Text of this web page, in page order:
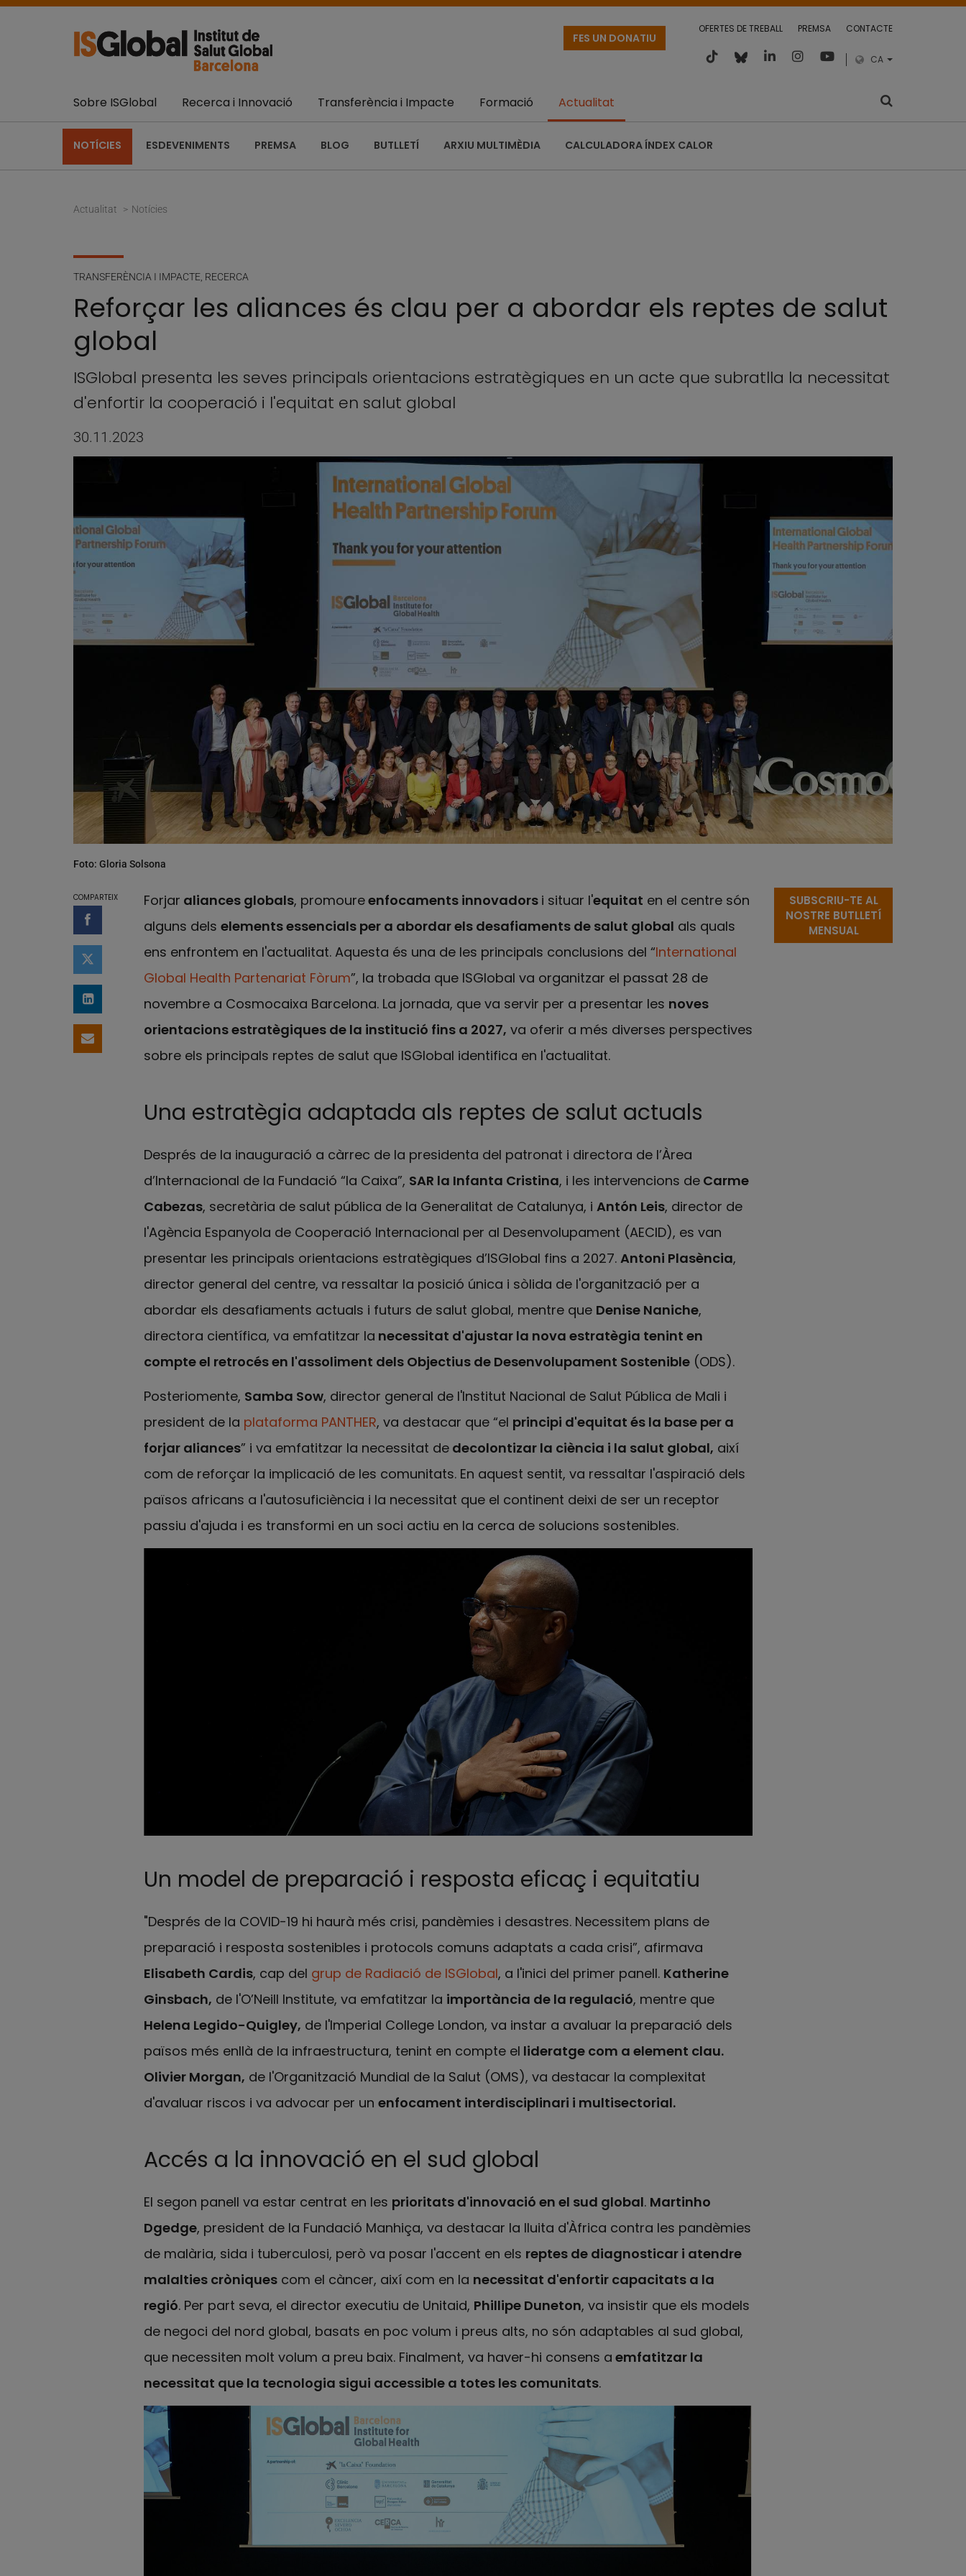
OFERTES DE TREBALL PREMSA CONTACTE
CA
FES UN DONATIU
Sobre ISGlobal Recerca i Innovació Transferència i Impacte Formació Actualitat
NOTÍCIES ESDEVENIMENTS PREMSA BLOG BUTLLETÍ ARXIU MULTIMÈDIA CALCULADORA ÍNDEX CALOR
Actualitat Notícies
TRANSFERÈNCIA I IMPACTE RECERCA
Reforçar les aliances és clau per a abordar els reptes de salut
global
ISGlobal presenta les seves principals orientacions estratègiques en un acte que subratlla la necessitat
d'enfortir la cooperació i l'equitat en salut global
30.11.2023
Foto: Gloria Solsona
COMPARTEIX
Compartir a Facebook
Compartir a Twitter
Comparteix a LinkedIn
Comparteix per email
Forjar aliances globals, promoureenfocaments innovadors i situar l'equitat en el centre són
alguns dels elements essencials per a abordar els desafiaments de salut global als quals
ens enfrontem en l'actualitat. Aquesta és una de les principals conclusions del “International
Global Health Partenariat Fòrum”, la trobada que ISGlobal va organitzar el passat 28 de
novembre a Cosmocaixa Barcelona. La jornada, que va servir per a presentar les noves
orientacions estratègiques de la institució fins a 2027, va oferir a més diverses perspectives
sobre els principals reptes de salut que ISGlobal identifica en l'actualitat.
Una estratègia adaptada als reptes de salut actuals
Després de la inauguració a càrrec de la presidenta del patronat i directora de l’Àrea
d’Internacional de la Fundació “la Caixa”, SAR la Infanta Cristina, i les intervencions deCarme
Cabezas, secretària de salut pública de la Generalitat de Catalunya, i Antón Leis, director de
l'Agència Espanyola de Cooperació Internacional per al Desenvolupament (AECID), es van
presentar les principals orientacions estratègiques d’ISGlobal fins a 2027. Antoni Plasència,
director general del centre, va ressaltar la posició única i sòlida de l'organització per a
abordar els desafiaments actuals i futurs de salut global, mentre que Denise Naniche,
directora científica, va emfatitzar la necessitat d'ajustar la nova estratègia tenint en
compte el retrocés en l'assoliment dels Objectius de Desenvolupament Sostenible(ODS).
Posteriomente, Samba Sow, director general de l'Institut Nacional de Salut Pública de Mali i
president de la plataforma PANTHER, va destacar que “el principi d'equitat és la base per a
forjar aliances” i va emfatitzar la necessitat dedecolontizar la ciència i la salut global, així
com de reforçar la implicació de les comunitats. En aquest sentit, va ressaltar l'aspiració dels
països africans a l'autosuficiència i la necessitat que el continent deixi de ser un receptor
passiu d'ajuda i es transformi en un soci actiu en la cerca de solucions sostenibles.
Un model de preparació i resposta eficaç i equitatiu
"Després de la COVID-19 hi haurà més crisi, pandèmies i desastres. Necessitem plans de
preparació i resposta sostenibles i protocols comuns adaptats a cada crisi”, afirmava
Elisabeth Cardis, cap del grup de Radiació de ISGlobal, a l'inici del primer panell. Katherine
Ginsbach, de l'O’Neill Institute, va emfatitzar la importància de la regulació, mentre que
Helena Legido-Quigley, de l'Imperial College London, va instar a avaluar la preparació dels
països més enllà de la infraestructura, tenint en compte el lideratge com a element clau.
Olivier Morgan, de l'Organització Mundial de la Salut (OMS), va destacar la complexitat
d'avaluar riscos i va advocar per un enfocament interdisciplinari i multisectorial.
Accés a la innovació en el sud global
El segon panell va estar centrat en les prioritats d'innovació en el sud global. Martinho
Dgedge, president de la Fundació Manhiça, va destacar la lluita d'Àfrica contra les pandèmies
de malària, sida i tuberculosi, però va posar l'accent en els reptes de diagnosticar i atendre
malalties cròniquescom el càncer, així com en la necessitat d'enfortir capacitats a la
regió. Per part seva, el director executiu de Unitaid, Phillipe Duneton, va insistir que els models
de negoci del nord global, basats en poc volum i preus alts, no són adaptables al sud global,
que necessiten molt volum a preu baix. Finalment, va haver-hi consens a emfatitzar la
necessitat que la tecnologia sigui accessible a totes les comunitats.
SUBSCRIU-TE AL
NOSTRE BUTLLETÍ
MENSUAL